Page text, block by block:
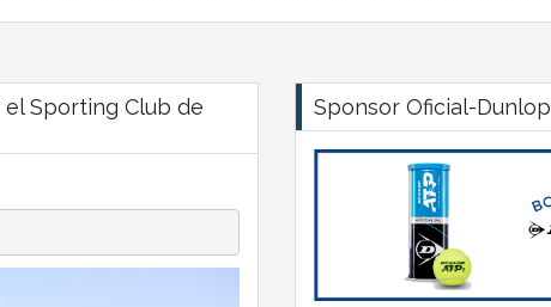
el Sporting Club de
Sponsor Oficial-Dunlop